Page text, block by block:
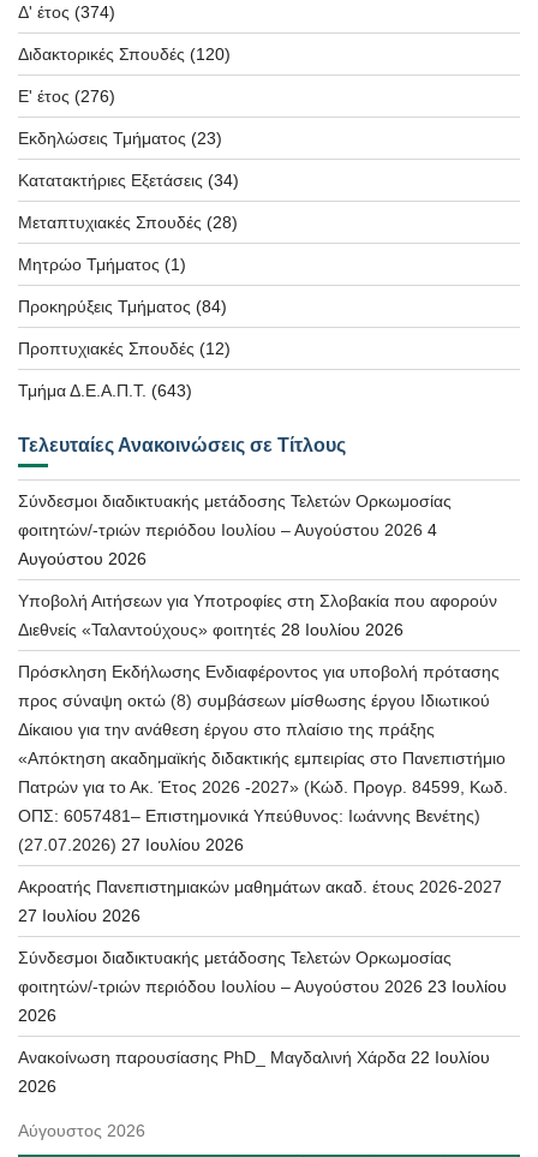
Δ' έτος (374)
Διδακτορικές Σπουδές (120)
Ε' έτος (276)
Εκδηλώσεις Τμήματος (23)
Κατατακτήριες Εξετάσεις (34)
Μεταπτυχιακές Σπουδές (28)
Μητρώο Τμήματος (1)
Προκηρύξεις Τμήματος (84)
Προπτυχιακές Σπουδές (12)
Τμήμα Δ.Ε.Α.Π.Τ. (643)
Τελευταίες Ανακοινώσεις σε Τίτλους
Σύνδεσμοι διαδικτυακής μετάδοσης Τελετών Ορκωμοσίας
φοιτητών/-τριών περιόδου Ιουλίου – Αυγούστου 2026 4
Αυγούστου 2026
Υποβολή Αιτήσεων για Υποτροφίες στη Σλοβακία που αφορούν
Διεθνείς «Ταλαντούχους» φοιτητές 28 Ιουλίου 2026
Πρόσκληση Εκδήλωσης Ενδιαφέροντος για υποβολή πρότασης
προς σύναψη οκτώ (8) συμβάσεων μίσθωσης έργου Ιδιωτικού
Δίκαιου για την ανάθεση έργου στο πλαίσιο της πράξης
«Απόκτηση ακαδημαϊκής διδακτικής εμπειρίας στο Πανεπιστήμιο
Πατρών για το Ακ. Έτος 2026 -2027» (Κώδ. Προγρ. 84599, Κωδ.
ΟΠΣ: 6057481– Επιστημονικά Υπεύθυνος: Ιωάννης Βενέτης)
(27.07.2026) 27 Ιουλίου 2026
Ακροατής Πανεπιστημιακών μαθημάτων ακαδ. έτους 2026-2027
27 Ιουλίου 2026
Σύνδεσμοι διαδικτυακής μετάδοσης Τελετών Ορκωμοσίας
φοιτητών/-τριών περιόδου Ιουλίου – Αυγούστου 2026 23 Ιουλίου
2026
Ανακοίνωση παρουσίασης PhD_ Μαγδαλινή Χάρδα 22 Ιουλίου
2026
Αύγουστος 2026